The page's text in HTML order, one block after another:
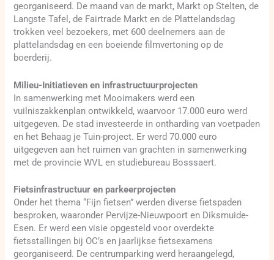
georganiseerd. De maand van de markt, Markt op Stelten, de
Langste Tafel, de Fairtrade Markt en de Plattelandsdag
trokken veel bezoekers, met 600 deelnemers aan de
plattelandsdag en een boeiende filmvertoning op de
boerderij.
Milieu-Initiatieven en infrastructuurprojecten
In samenwerking met Mooimakers werd een
vuilniszakkenplan ontwikkeld, waarvoor 17.000 euro werd
uitgegeven. De stad investeerde in ontharding van voetpaden
en het Behaag je Tuin-project. Er werd 70.000 euro
uitgegeven aan het ruimen van grachten in samenwerking
met de provincie WVL en studiebureau Bosssaert.
Fietsinfrastructuur en parkeerprojecten
Onder het thema “Fijn fietsen” werden diverse fietspaden
besproken, waaronder Pervijze-Nieuwpoort en Diksmuide-
Esen. Er werd een visie opgesteld voor overdekte
fietsstallingen bij OC’s en jaarlijkse fietsexamens
georganiseerd. De centrumparking werd heraangelegd,